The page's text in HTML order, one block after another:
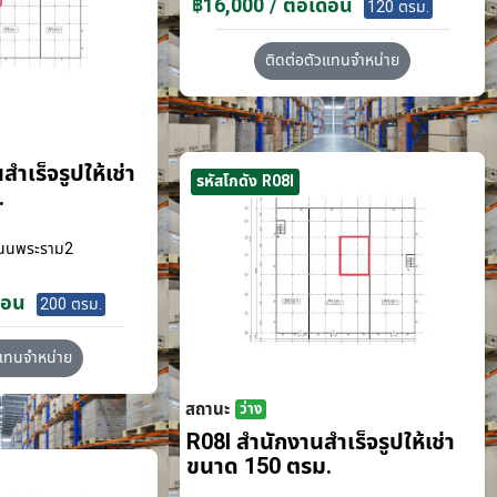
฿16,000 / ต่อเดือน 120 ตรม.
ติดต่อตัวแทนจำหน่าย
เร็จรูปให้เช่า
พระราม2
น 200 ตรม.
นจำหน่าย
รหัสโกดัง R08I
สถานะ ว่าง
R08I สำนักงานสำเร็จรูปให้เช่า
ขนาด 150 ตรม.